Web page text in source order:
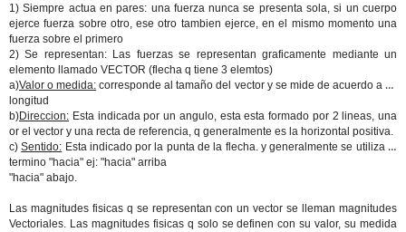
1) Siempre actua en pares: una fuerza nunca se presenta sola, si un cuerpo
ejerce fuerza sobre otro, ese otro tambien ejerce, en el mismo momento una
fuerza sobre el primero
2) Se representan: Las fuerzas se representan graficamente mediante un
elemento llamado VECTOR (flecha q tiene 3 elemtos)
a)Valor o medida: corresponde al tamaño del vector y se mide de acuerdo a su
longitud
b)Direccion: Esta indicada por un angulo, esta esta formado por 2 lineas, una
or el vector y una recta de referencia, q generalmente es la horizontal positiva.
c)Sentido: Esta indicado por la punta de la flecha. y generalmente se utiliza el
termino "hacia" ej: "hacia" arriba
"hacia" abajo.
Las magnitudes fisicas q se representan con un vector se lleman magnitudes
Vectoriales. Las magnitudes fisicas q solo se definen con su valor, su medida